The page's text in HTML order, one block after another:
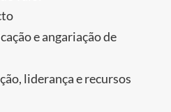
e angariação de
liderança e recursos